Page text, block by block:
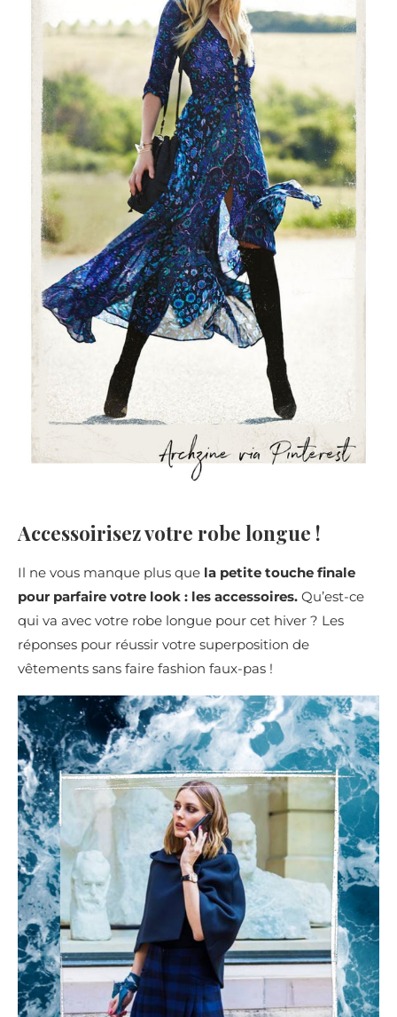
Accessoirisez votre robe longue !
Il ne vous manque plus que la petite touche finale
pour parfaire votre look : les accessoires. Qu’est-ce
qui va avec votre robe longue pour cet hiver ? Les
réponses pour réussir votre superposition de
vêtements sans faire fashion faux-pas !